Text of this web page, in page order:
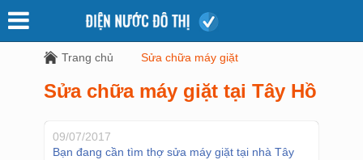
Trang chủ Sửa chữa máy giặt
Sửa chữa máy giặt tại Tây Hồ
09/07/2017
Bạn đang cần tìm thợ sửa máy giặt tại nhà Tây